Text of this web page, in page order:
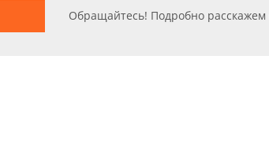
Обращайтесь! Подробно